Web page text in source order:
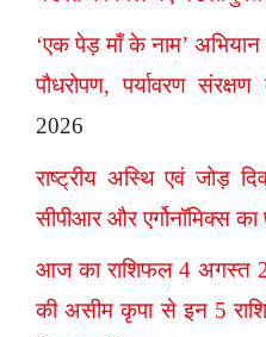
‘एक पेड़ माँ के नाम’
पौधरोपण, पर्यावरण
2026
राष्ट्रीय अस्थि एवं जोड़
सीपीआर और एर्गोनॉमिक्स का
आज का राशिफल 4 अगस्त
की असीम कृपा से इन 5